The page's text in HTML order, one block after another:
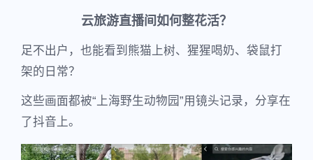
云旅游直播间如何整花活？
足不出户，也能看到熊猫上树、猩猩喝奶、袋鼠打
架的日常？
这些画面都被“上海野生动物园”用镜头记录，分享在
了抖音上。